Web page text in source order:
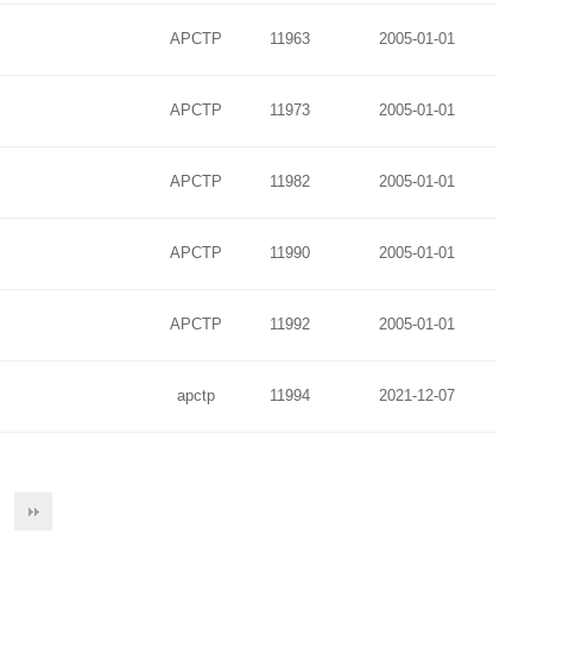
APCTP 11963 2005-01-01
APCTP 11973 2005-01-01
APCTP 11982 2005-01-01
APCTP 11990 2005-01-01
APCTP 11992 2005-01-01
apctp 11994 2021-12-07